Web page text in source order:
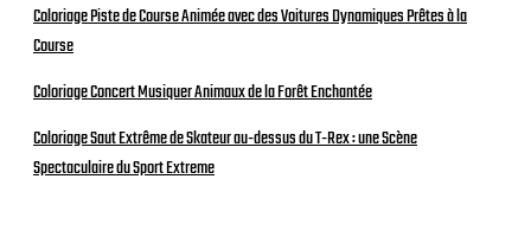
Coloriage Piste de Course Animée avec des Voitures Dynamiques Prêtes à la
Course
Coloriage Concert Musiquer Animaux de la Forêt Enchantée
Coloriage Saut Extrême de Skateur au-dessus du T-Rex : une Scène
Spectaculaire du Sport Extreme